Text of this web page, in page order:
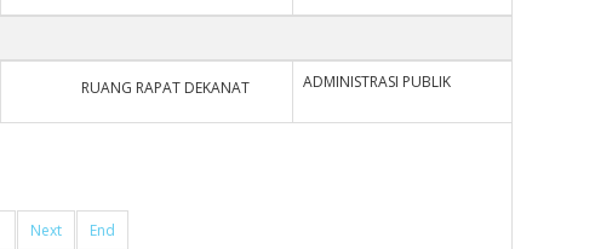
Next End
RUANG RAPAT DEKANAT ADMINISTRASI PUBLIK